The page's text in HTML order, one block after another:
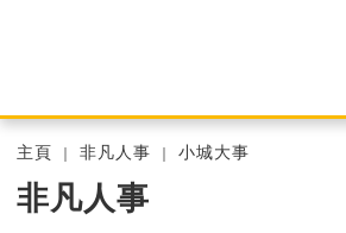
主頁 非凡人事 小城大事
非凡人事